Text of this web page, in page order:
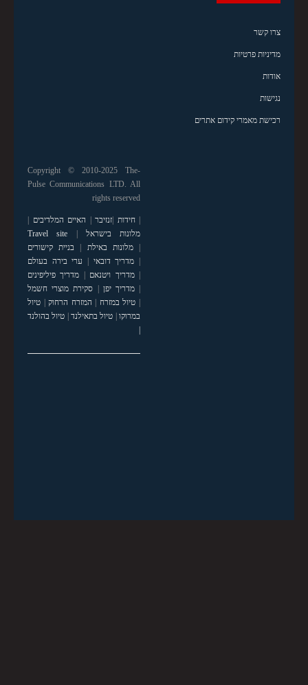
צרו קשר
מדיניות פרטיות
אודות
נגישות
רכישת מאמרי קידום אתרים
Copyright © 2010-2025 The-
Pulse Communications LTD. All
rights reserved
|חידות |זנזיבר | האיים המלדיבים |
מלונות בישראל |
Travel site
|מלונות באילת | בניית קישורים
| מדריך דובאי | ערי בירה בעולם
|מדריך ויטנאם | מדריך פיליפינים
|מדריך יפן | סקירת מוצרי חשמל
| טיול במזרח | המזרח הרחוק| טיול
במרוקו| טיול בתאילנד| טיול בהולנד
|